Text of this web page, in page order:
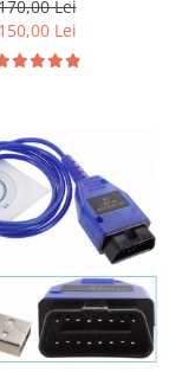
Lei
150,00 Lei